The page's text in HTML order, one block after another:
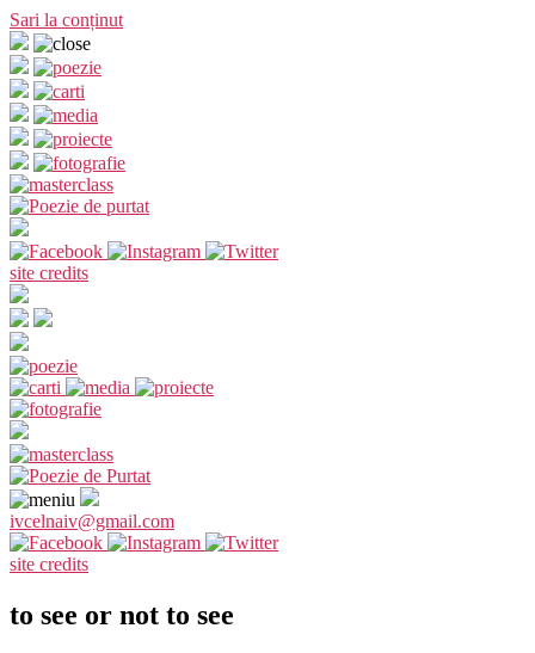
Sari la conținut
site credits
ivcelnaiv@gmail.com
site credits
to see or not to see